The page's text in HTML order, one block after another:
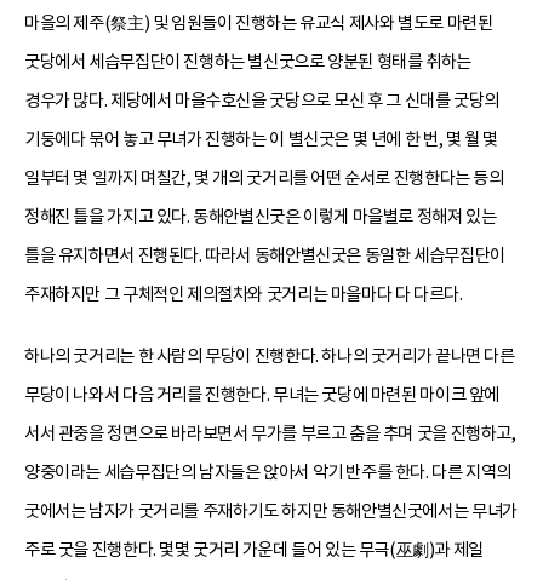
마을의 제주(祭主) 및 임원들이 진행하는 유교식 제사와 별도로 마련된
굿당에서 세습무집단이 진행하는 별신굿으로 양분된 형태를 취하는
경우가 많다. 제당에서 마을수호신을 굿당으로 모신 후 그 신대를 굿당의
기둥에다 묶어 놓고 무녀가 진행하는 이 별신굿은 몇 년에 한 번, 몇 월 몇
일부터 몇 일까지 며칠간, 몇 개의 굿거리를 어떤 순서로 진행한다는 등의
정해진 틀을 가지고 있다. 동해안별신굿은 이렇게 마을별로 정해져 있는
틀을 유지하면서 진행된다. 따라서 동해안별신굿은 동일한 세습무집단이
주재하지만 그 구체적인 제의절차와 굿거리는 마을마다 다 다르다.
하나의 굿거리는 한 사람의 무당이 진행한다. 하나의 굿거리가 끝나면 다른
무당이 나와서 다음 거리를 진행한다. 무녀는 굿당에 마련된 마이크 앞에
서서 관중을 정면으로 바라보면서 무가를 부르고 춤을 추며 굿을 진행하고,
양중이라는 세습무집단의 남자들은 앉아서 악기 반주를 한다. 다른 지역의
굿에서는 남자가 굿거리를 주재하기도 하지만 동해안별신굿에서는 무녀가
주로 굿을 진행한다. 몇몇 굿거리 가운데 들어 있는 무극(巫劇)과 제일